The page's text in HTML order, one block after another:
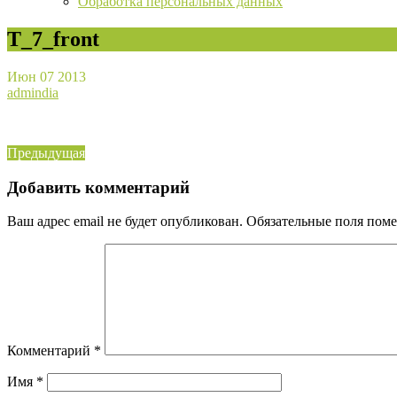
T_7_front
Июн 07 2013
admindia
Навигация
по
записям
ПредыдущаяПредыдущая
Добавить комментарий
Ваш адрес email не будет опубликован. Обязательные поля
Комментарий *
Имя *